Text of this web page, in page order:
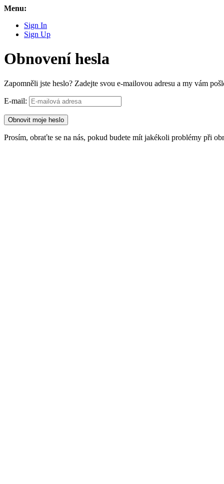
Menu:
Sign In
Sign Up
Obnovení hesla
Zapomněli jste heslo? Zadejte svou e-mailovou adresu a my vám
E-mail:
Prosím, obraťte se na nás, pokud budete mít jakékoli problémy při